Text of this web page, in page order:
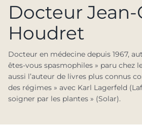
Docteur
Houdret
Docteur en médecine depuis 1967,
êtes-vous spasmophiles » paru chez
aussi l’auteur de livres plus connus
des régimes » avec Karl Lagerfeld
soigner par les plantes » (Solar).